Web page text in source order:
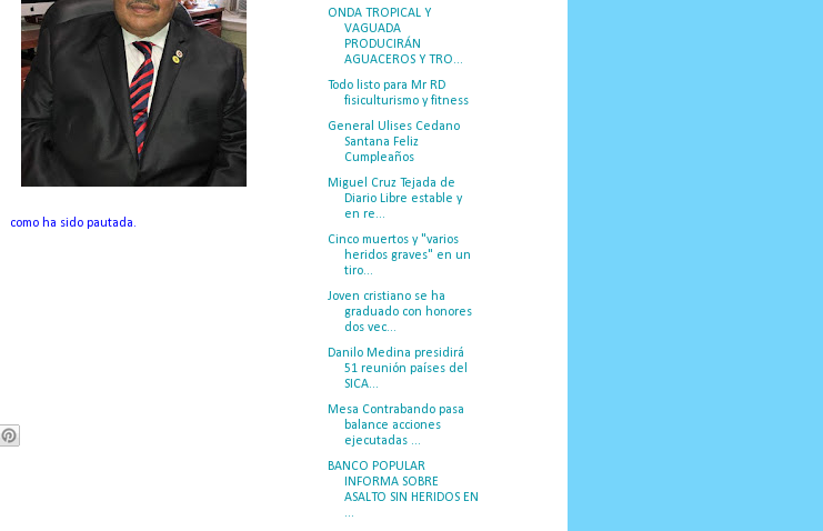
como ha sido pautada.
ONDA TROPICAL Y
VAGUADA
PRODUCIRÁN
AGUACEROS Y TRO...
Todo listo para Mr RD
fisiculturismo y fitness
General Ulises Cedano
Santana Feliz
Cumpleaños
Miguel Cruz Tejada de
Diario Libre estable y
en re...
Cinco muertos y "varios
heridos graves" en un
tiro...
Joven cristiano se ha
graduado con honores
dos vec...
Danilo Medina presidirá
51 reunión países del
SICA...
Mesa Contrabando pasa
balance acciones
ejecutadas ...
BANCO POPULAR
INFORMA SOBRE
ASALTO SIN HERIDOS EN
...